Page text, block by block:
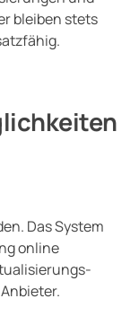
bleiben stets
Das System
online